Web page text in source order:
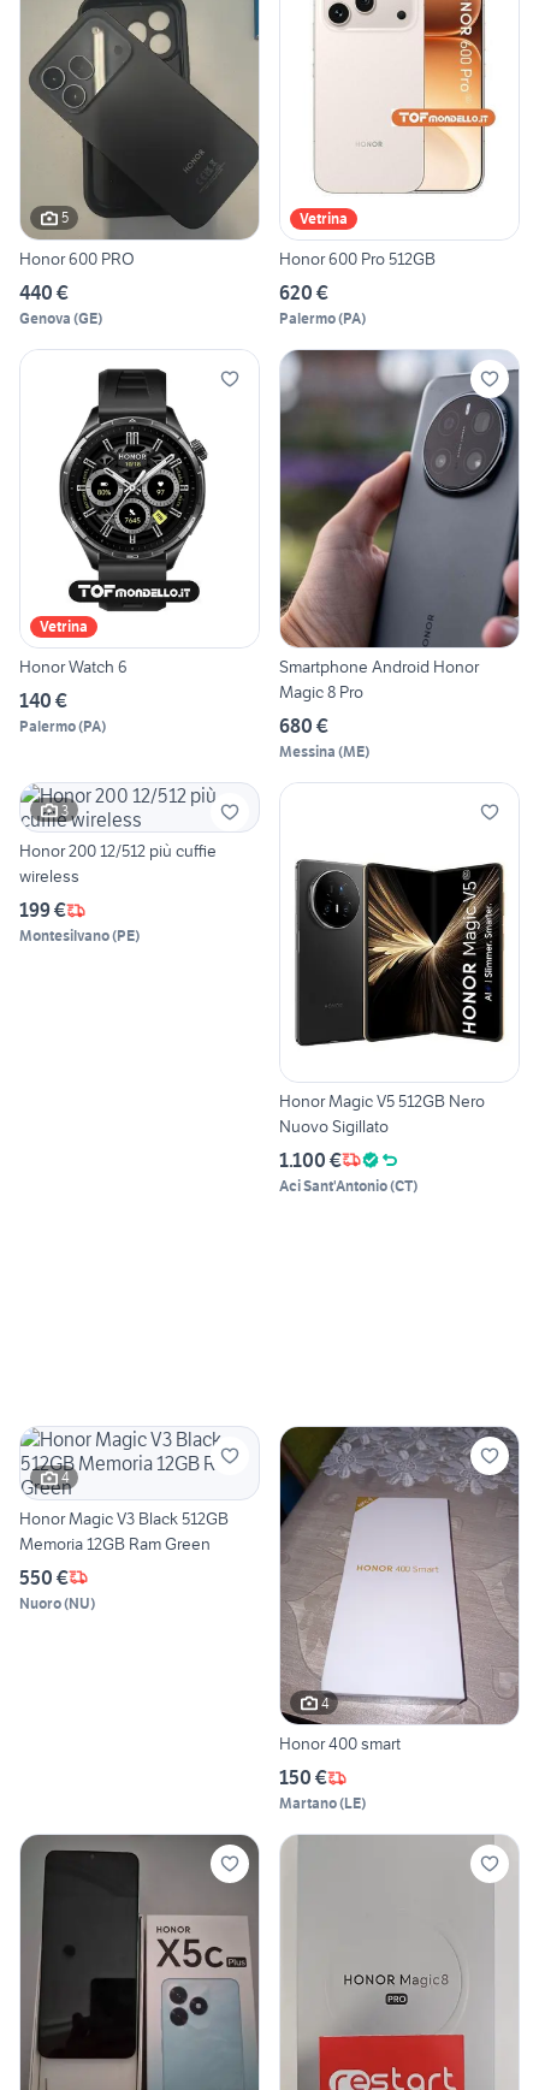
5
Honor 600 PRO
440 €
Genova (GE)
Vetrina
Honor 600 Pro 512GB
620 €
Palermo(PA)
Vetrina
Honor Watch 6
140 €
Palermo(PA)
Smartphone Android Honor
Magic 8 Pro
680 €
Messina (ME)
3
Honor 200 12/512 più cuffie
wireless
199 €
Montesilvano(PE)
Honor Magic V5 512GB Nero
Nuovo Sigillato
1.100 €
Aci Sant'Antonio(CT)
4
Honor Magic V3 Black 512GB
Memoria 12GB Ram Green
550 €
Nuoro(NU)
4
Honor 400 smart
150 €
Martano(LE)